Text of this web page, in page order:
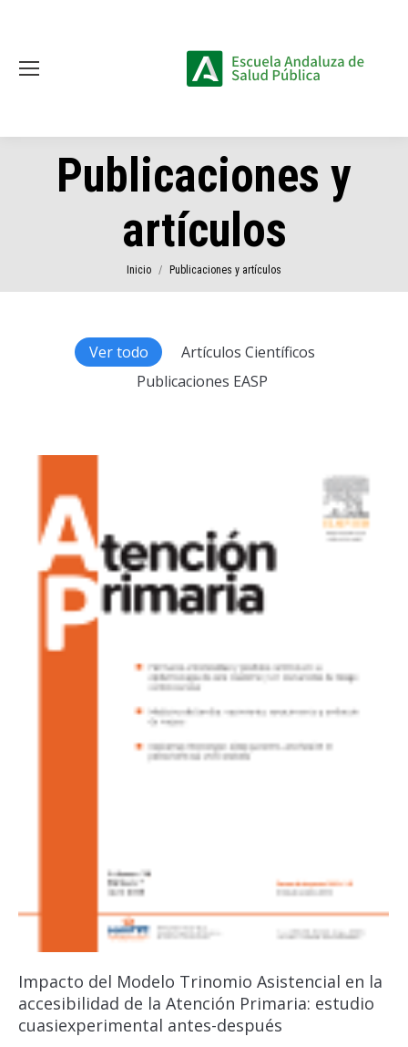
Publicaciones y
artículos
Estás aquí:
Inicio Publicaciones y artículos
Ver todo
Artículos Científicos
Publicaciones EASP
Impacto del Modelo Trinomio Asistencial en la
accesibilidad de la Atención Primaria: estudio
cuasiexperimental antes-después